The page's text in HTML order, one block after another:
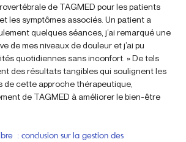
de TAGMED pour les patients
et les symptômes associés. Un patient a
quelques séances, j’ai remarqué une
de mes niveaux de douleur et j’ai pu
quotidiennes sans inconfort. » De tels
des résultats tangibles qui soulignent les
de cette approche thérapeutique,
de TAGMED à améliorer le bien-être
: conclusion sur la gestion des